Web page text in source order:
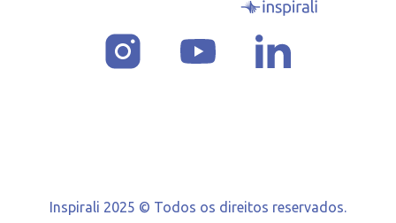
Inspirali 2025 © Todos os direitos reservados.